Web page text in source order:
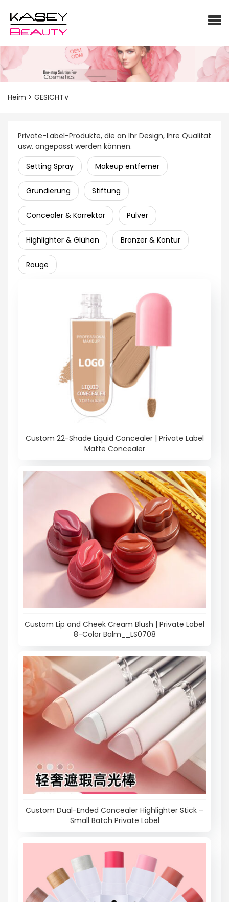
Heim > GESICHT∨
Private-Label-Produkte, die an Ihr Design, Ihre Qualität
usw. angepasst werden können.
Setting Spray
Makeup entferner
Grundierung Stiftung
Concealer & Korrektor Pulver
Highlighter & Glühen Bronzer & Kontur
Rouge
Custom 22-Shade Liquid Concealer | Private Label
Matte Concealer
Custom Lip and Cheek Cream Blush | Private Label
8-Color Balm__LS0708
Custom Dual-Ended Concealer Highlighter Stick –
Small Batch Private Label